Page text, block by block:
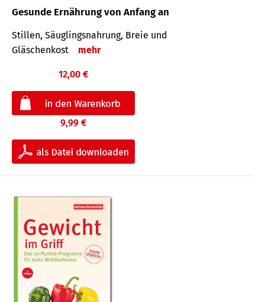
Gesunde Ernährung von Anfang an
Stillen, Säuglingsnahrung, Breie und
Gläschenkost
mehr
12,00 €
9,99 €